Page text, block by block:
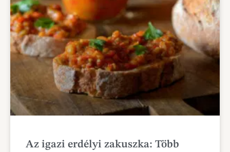
Az igazi erdélyi zakuszka: Több